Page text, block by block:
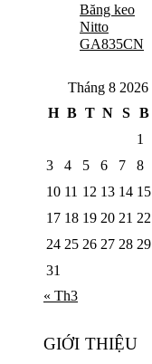
Băng keo
Nitto
GA835CN
Tháng 8 2026
H B T N S B
1
3
4 5 6 7 8
10 11 12 13 14 15
17 18 19 20 21 22
24 25 26 27 28 29
31
« Th3
GIỚI THIỆU